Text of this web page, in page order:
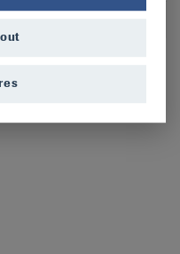
en-marche.ch», vous